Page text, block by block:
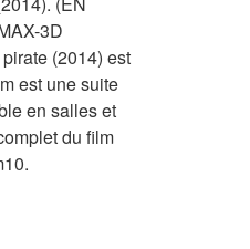
3D
(2014) est
est une suite
en salles et
du film